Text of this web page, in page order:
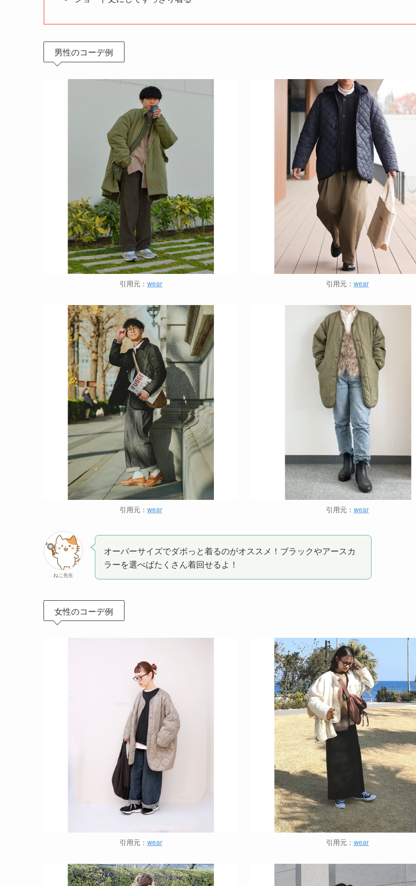
男性のコーデ例
引用元： wear 引用元： wear
引用元： wear 引用元： wear
ねこ先生
オーバーサイズでダボっと着るのがオススメ！ブラックやアースカ
ラーを選べばたくさん着回せるよ！
女性のコーデ例
引用元： wear 引用元： wear